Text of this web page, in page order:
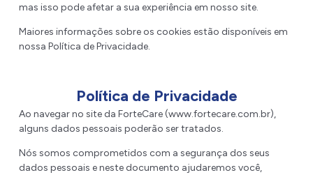
mas isso pode afetar a sua experiência em nosso site.
Maiores informações sobre os cookies estão disponíveis em
nossa Política de Privacidade.
Política de Privacidade
Ao navegar no site da ForteCare (www.fortecare.com.br),
alguns dados pessoais poderão ser tratados.
Nós somos comprometidos com a segurança dos seus
dados pessoais e neste documento ajudaremos você,